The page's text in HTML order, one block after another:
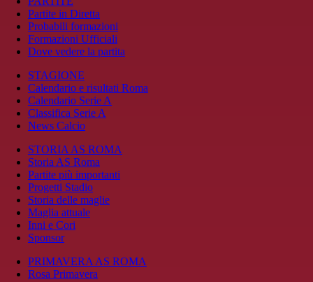
Partite in Diretta
Probabili formazioni
Formazioni Ufficiali
Dove vedere la partita
STAGIONE
Calendario e risultati Roma
Calendario Serie A
Classifica Serie A
News Calcio
STORIA AS ROMA
Storia AS Roma
Partite più importanti
Progetti Stadio
Storia delle maglie
Maglia attuale
Inni e Cori
Sponsor
PRIMAVERA AS ROMA
Rosa Primavera